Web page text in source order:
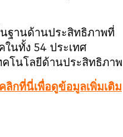
ฐานด้านประสิทธิภาพที่
นทั้ง 54 ประเทศ
โนโลยีด้านประสิทธิภาพ
กที่นี่เพื่อดูข้อมูลเพิ่มเติม